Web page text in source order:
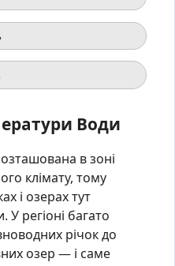
Води
в зоні
клімату, тому
і озерах тут
регіоні багато
річок до
озер — і саме